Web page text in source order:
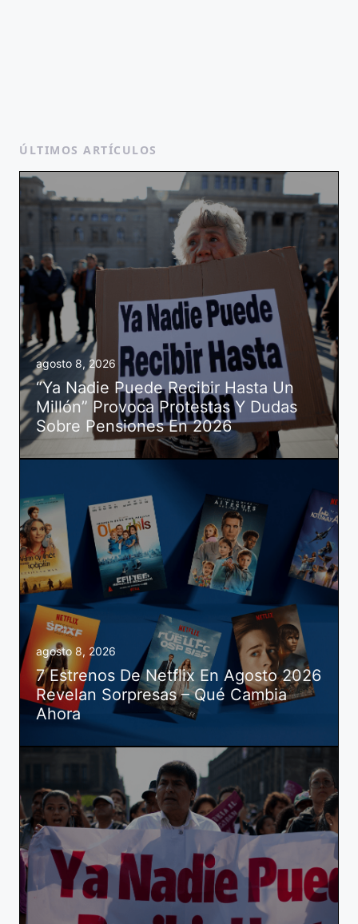
ÚLTIMOS ARTÍCULOS
agosto 8, 2026
“Ya Nadie Puede Recibir Hasta Un
Millón” Provoca Protestas Y Dudas
Sobre Pensiones En 2026
agosto 8, 2026
7 Estrenos De Netflix En Agosto 2026
Revelan Sorpresas – Qué Cambia
Ahora